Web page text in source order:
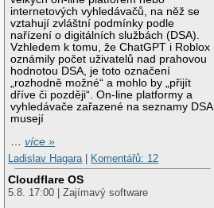
internetových vyhledávačů, na něž se
vztahují zvláštní podmínky podle
nařízení o digitálních službách (DSA).
Vzhledem k tomu, že ChatGPT i Roblox
oznámily počet uživatelů nad prahovou
hodnotou DSA, je toto označení
„rozhodně možné“ a mohlo by „přijít
dříve či později“. On-line platformy a
vyhledávače zařazené na seznamy DSA
musejí
…více »
Ladislav Hagara| Komentářů: 12
Cloudflare OS
5.8. 17:00 | Zajímavý software